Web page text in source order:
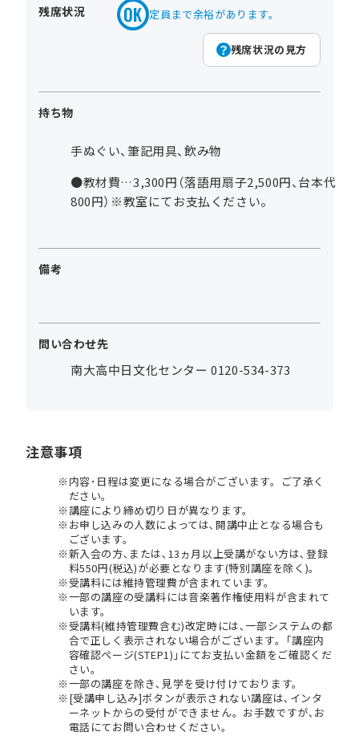
残席状況 定員まで余裕があります。
残席状況の見方
持ち物
手ぬぐい、筆記用具、飲み物
●教材費…3,300円（落語用扇子2,500円、台本代
800円）※教室にてお支払ください。
備考
問い合わせ先
南大高中日文化センター 0120-534-373
注意事項
内容･日程は変更になる場合がございます。ご了承く
ださい。
講座により締め切り日が異なります。
お申し込みの人数によっては､開講中止となる場合も
ございます。
新入会の方､または､13ヵ月以上受講がない方は､登録
料550円(税込)が必要となります(特別講座を除く)。
受講料には維持管理費が含まれています。
一部の講座の受講料には音楽著作権使用料が含まれて
います。
受講料(維持管理費含む)改定時には､一部システムの都
合で正しく表示されない場合がございます。｢講座内
容確認ページ(STEP1)｣にてお支払い金額をご確認くだ
さい。
一部の講座を除き､見学を受け付けております。
[受講申し込み]ボタンが表示されない講座は､インタ
ーネットからの受付ができません。お手数ですが､お
電話にてお問い合わせください。